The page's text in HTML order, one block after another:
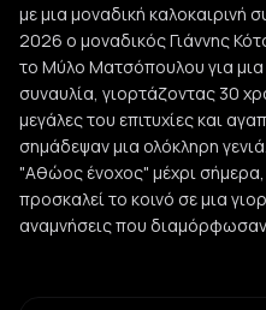
με μια μοναδική καλοκαιρινή
2026 ο μοναδικός Γιάννης
το Μύλο Ματσόπουλου για μια
συναυλία, γιορτάζοντας 30
μεγάλες του επιτυχίες και
σημάδεψαν μια ολόκληρη
"Αθώος ένοχος" μέχρι σήμερα,
προσκαλεί το κοινό σε μια
αναμνήσεις που